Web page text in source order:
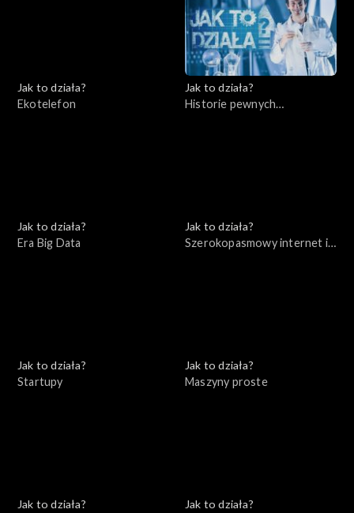
Jak to działa?
Ekotelefon
Jak to działa?
Historie pewnych
Jak to działa?
Era Big Data
Jak to działa?
Szerokopasmowy internet i
Jak to działa?
Startupy
Jak to działa?
Maszyny proste
Jak to działa?
Jak to działa?